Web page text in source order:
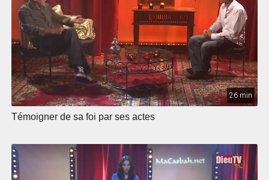
26 min
Témoigner de sa foi par ses actes